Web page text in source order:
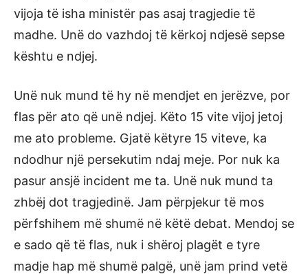
vijoja të isha ministër pas asaj tragjedie të
madhe. Unë do vazhdoj të kërkoj ndjesë sepse
kështu e ndjej.
Unë nuk mund të hy në mendjet en jerëzve, por
flas për ato që unë ndjej. Këto 15 vite vijoj jetoj
me ato probleme. Gjatë këtyre 15 viteve, ka
ndodhur një persekutim ndaj meje. Por nuk ka
pasur ansjë incident me ta. Unë nuk mund ta
zhbëj dot tragjedinë. Jam përpjekur të mos
përfshihem më shumë në këtë debat. Mendoj se
e sado që të flas, nuk i shëroj plagët e tyre
madje hap më shumë palgë, unë jam prind vetë